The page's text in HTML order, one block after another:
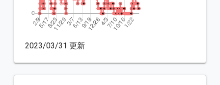
2023/03/31 更新